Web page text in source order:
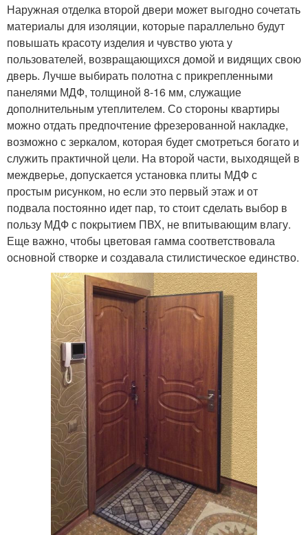
Наружная отделка второй двери может выгодно сочетать
материалы для изоляции, которые параллельно будут
повышать красоту изделия и чувство уюта у
пользователей, возвращающихся домой и видящих свою
дверь. Лучше выбирать полотна с прикрепленными
панелями МДФ, толщиной 8-16 мм, служащие
дополнительным утеплителем. Со стороны квартиры
можно отдать предпочтение фрезерованной накладке,
возможно с зеркалом, которая будет смотреться богато и
служить практичной цели. На второй части, выходящей в
междверье, допускается установка плиты МДФ с
простым рисунком, но если это первый этаж и от
подвала постоянно идет пар, то стоит сделать выбор в
пользу МДФ с покрытием ПВХ, не впитывающим влагу.
Еще важно, чтобы цветовая гамма соответствовала
основной створке и создавала стилистическое единство.